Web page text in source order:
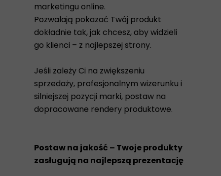
marketingu online.
Pozwalają pokazać Twój produkt
dokładnie tak, jak chcesz, aby widzieli
go klienci – z najlepszej strony.
Jeśli zależy Ci na zwiększeniu
sprzedaży, profesjonalnym wizerunku i
silniejszej pozycji marki, postaw na
dopracowane rendery produktowe.
Postaw na jakość – Twoje produkty
zasługują na najlepszą prezentację